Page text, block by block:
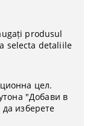
produsul
selecta detaliile
цел.
"Добави в
изберете